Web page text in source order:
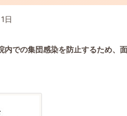
日
内での集団感染を防止するため、